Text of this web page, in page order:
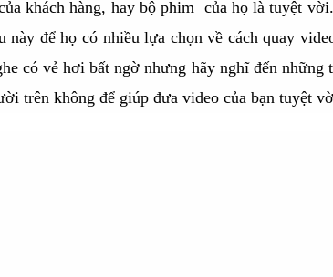
khách hàng, hay bộ phim của họ là tuyệt vời.
này để họ có nhiều lựa chọn về cách quay
có vẻ hơi bất ngờ nhưng hãy nghĩ đến những
trên không để giúp đưa video của bạn tuyệt